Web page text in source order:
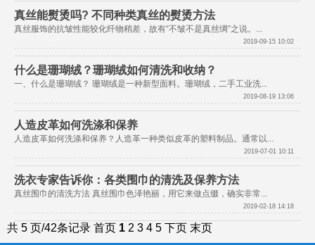
真丝能熨烫吗? 不同种类真丝的熨烫方法
2019-09-15 10:02
什么是珊瑚绒？珊瑚绒如何清洗和收纳？
2019-08-19 13:06
人造皮革如何洗涤和保养
2019-07-01 10:11
洗衣专家告诉你：各类围巾的清洗及保养方法
2019-02-18 14:18
共 5 页/42条记录 首页 1 2 3 4 5 下页 末页